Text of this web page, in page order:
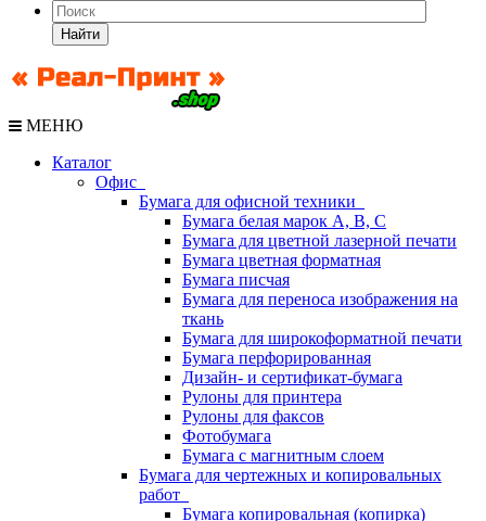
Найти
МЕНЮ
Каталог
Офис
Бумага для офисной техники
Бумага белая марок А, В, С
Бумага для цветной лазерной печати
Бумага цветная форматная
Бумага писчая
Бумага для переноса изображения на
ткань
Бумага для широкоформатной печати
Бумага перфорированная
Дизайн- и сертификат-бумага
Рулоны для принтера
Рулоны для факсов
Фотобумага
Бумага с магнитным слоем
Бумага для чертежных и копировальных
работ
Бумага копировальная (копирка)